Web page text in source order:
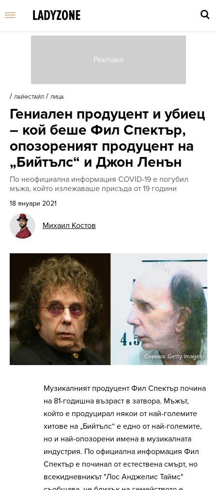
и
/ ЛАЙФСТАЙЛ / ЛИЦА
Гениален продуцент и убиец
– кой беше Фил Спектър,
опозореният продуцент на
„Бийтълс“ и Джон Ленън
По неофициална информация COVID-19 е погубил
мъжа, който излежаваше присъда от 19 години
18 януари 2021
Михаил Костов
Снимка: Getty Images
Музикалният продуцент Фил Спектър почина
на 81-годишна възраст в затвора. Мъжът,
който е продуцирал някои от най-големите
хитове на „Бийтълс“ е едно от най-големите,
но и най-опозорени имена в музикалната
индустрия. По официална информация Фил
Спектър е починал от естествена смърт, но
всекидневникът "Лос Анджелис Таймс"